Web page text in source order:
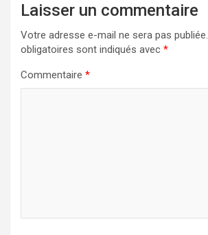
Laisser un commentaire
Votre adresse e-mail ne sera pas publiée.
obligatoires sont indiqués avec *
Commentaire *